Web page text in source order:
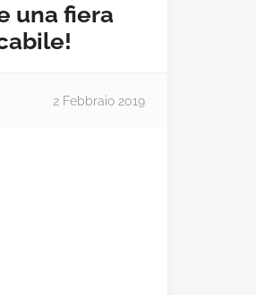
una fiera
2 Febbraio 2019